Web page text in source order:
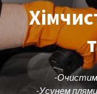
-
-Усунем